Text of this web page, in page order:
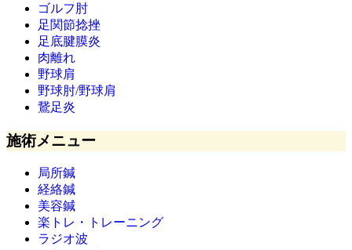
ゴルフ肘
足関節捻挫
足底腱膜炎
肉離れ
野球肩
野球肘/野球肩
鵞足炎
施術メニュー
局所鍼
経絡鍼
美容鍼
楽トレ・トレーニング
ラジオ波